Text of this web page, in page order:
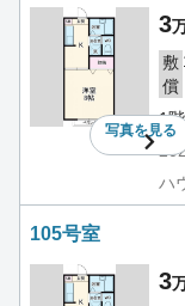
写真を見る
3
敷
償
1
ハ
105号室
3